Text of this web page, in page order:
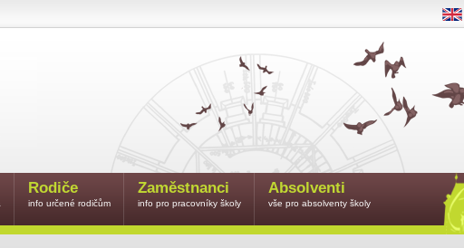
Rodiče
info určené rodičům
Zaměstnanci
info pro pracovníky školy
Absolventi
vše pro absolventy školy
EN